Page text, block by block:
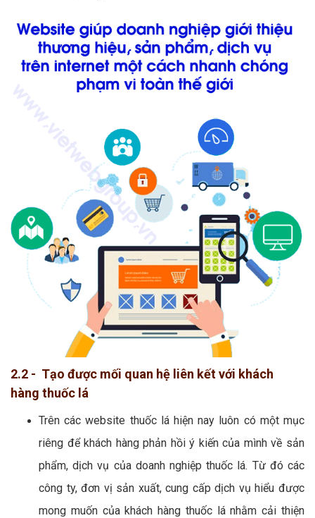
2.2 - Tạo được mối quan hệ liên kết với khách
hàng thuốc lá
Trên các website thuốc lá hiện nay luôn có một mục
riêng để khách hàng phản hồi ý kiến của mình về sản
phẩm, dịch vụ của doanh nghiệp thuốc lá. Từ đó các
công ty, đơn vị sản xuất, cung cấp dịch vụ hiểu được
mong muốn của khách hàng thuốc lá nhằm cải thiện